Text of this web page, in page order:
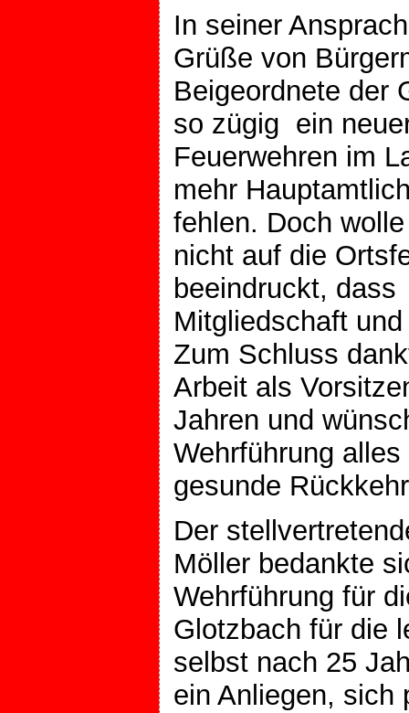
In seiner
Grüße von
Beigeordnete der
so zügig ein
Feuerwehren im
mehr
fehlen. Doch
nicht auf die
beeindruckt,
Mitgliedschaft
Zum Schluss
Arbeit als
Jahren und
Wehrführung
gesunde
Der
Möller bedankte
Wehrführung für
Glotzbach für die
selbst nach 25
ein Anliegen, sich